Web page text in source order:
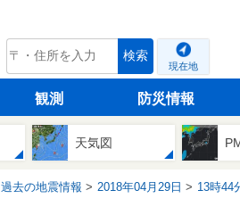
tenki.jp 検索
現在地
観測 防災情報
天気図
過去の地震情報 2018年04月29日 13時44